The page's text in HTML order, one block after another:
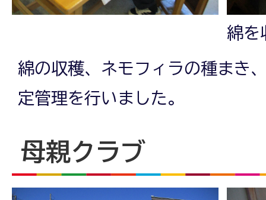
綿を
綿の収穫、ネモフィラの種まき
定管理を行いました。
母親クラブ